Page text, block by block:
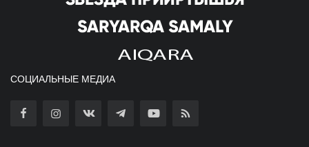
СОЦИАЛЬНЫЕ МЕДИА